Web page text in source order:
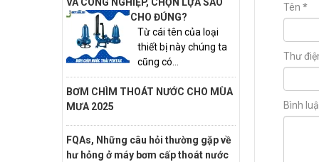
VÀ CÔNG NGHIỆP, CHỌN LỰA SAO
CHO ĐÚNG?
Từ cái tên của loại
thiết bị này chúng ta
cũng có...
BƠM CHÌM THOÁT NƯỚC CHO MÙA
MƯA 2025
FQAs, Những câu hỏi thường gặp về
hư hỏng ở máy bơm cấp thoát nước
Tên *
Thư
Bình